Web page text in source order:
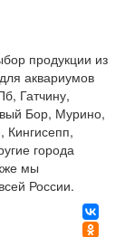
продукции из
аквариумов
Гатчину,
Бор, Мурино,
Кингисепп,
города
мы
России.